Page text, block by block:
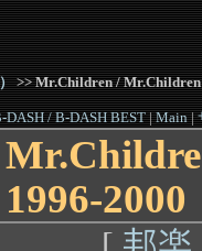
>> Mr.Children /
DASH / B-DASH BEST|Main|
1996-2000